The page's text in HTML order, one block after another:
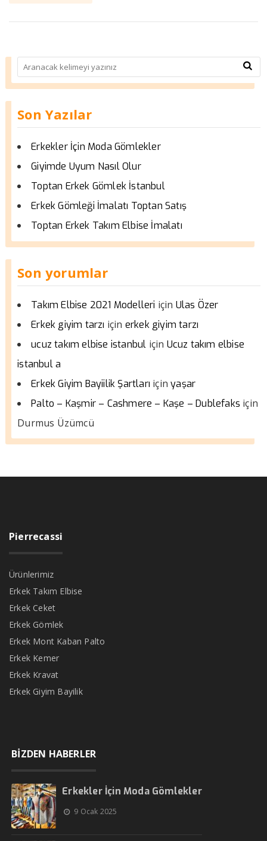
Son Yazılar
Erkekler İçin Moda Gömlekler
Giyimde Uyum Nasıl Olur
Toptan Erkek Gömlek İstanbul
Erkek Gömleği İmalatı Toptan Satış
Toptan Erkek Takım Elbise İmalatı
Son yorumlar
Takım Elbise 2021 Modelleri için Ulas Özer
Erkek giyim tarzı için erkek giyim tarzı
ucuz takım elbise istanbul için Ucuz takım elbise
istanbul a
Erkek Giyim Bayiilik Şartları içinyaşar
Palto – Kaşmir – Cashmere – Kaşe – Dublefaks için
Durmus Üzümcü
Pierrecassi
Ürünlerimiz
Erkek Takım Elbise
Erkek Ceket
Erkek Gömlek
Erkek Mont Kaban Palto
Erkek Kemer
Erkek Kravat
Erkek Giyim Bayilik
BİZDEN HABERLER
Erkekler İçin Moda Gömlekler
9 Ocak 2025